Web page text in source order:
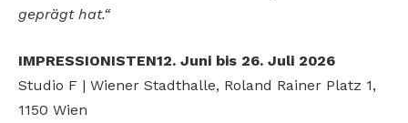
geprägt hat.“
IMPRESSIONISTEN12. Juni bis 26. Juli 2026
Studio F | Wiener Stadthalle, Roland Rainer Platz 1,
1150 Wien